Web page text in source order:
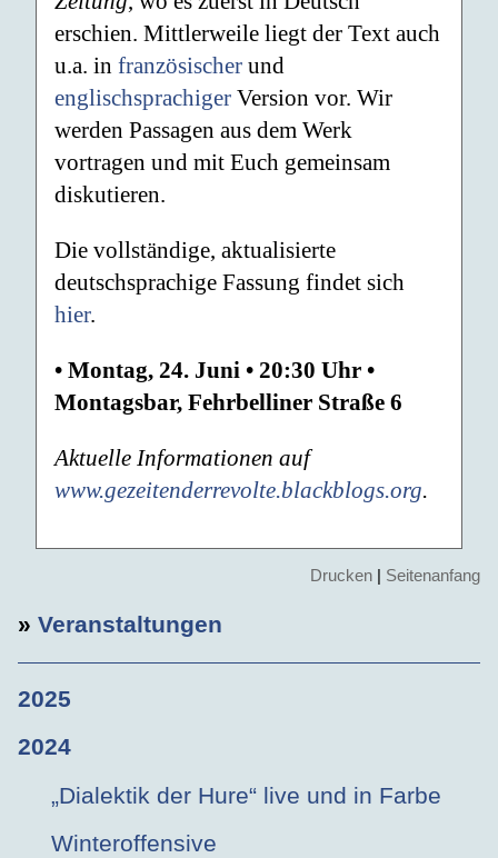
erschien. Mittlerweile liegt der Text auch
u.a. in französischer und
englischsprachiger Version vor. Wir
werden Passagen aus dem Werk
vortragen und mit Euch gemeinsam
diskutieren.
Die vollständige, aktualisierte
deutschsprachige Fassung findet sich
hier.
• Montag, 24. Juni • 20:30 Uhr •
Montagsbar, Fehrbelliner Straße 6
Aktuelle Informationen auf
www.gezeitenderrevolte.blackblogs.org.
Drucken | Seitenanfang
» Veranstaltungen
2025
2024
„Dialektik der Hure“ live und in Farbe
Winteroffensive